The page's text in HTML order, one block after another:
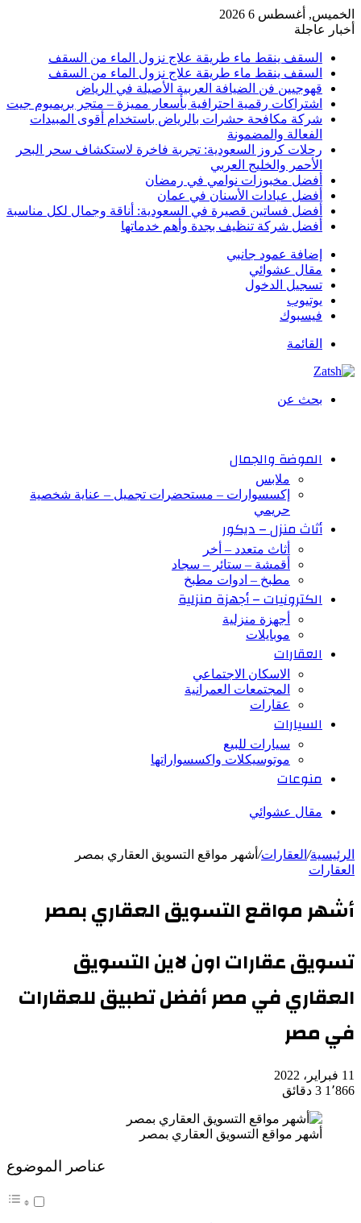
الخميس, أغسطس 6 2026
أخبار عاجلة
السقف ينقط ماء طريقة علاج نزول الماء من السقف
السقف ينقط ماء طريقة علاج نزول الماء من السقف
قهوجيين فن الضيافة العربية الأصيلة في الرياض
اشتراكات رقمية احترافية بأسعار مميزة – متجر بريميوم جيت
شركة مكافحة حشرات بالرياض باستخدام أقوى المبيدات
الفعالة والمضمونة
رحلات كروز السعودية: تجربة فاخرة لاستكشاف سحر البحر
الأحمر والخليج العربي
أفضل مخبوزات نوامي في رمضان
أفضل عيادات الأسنان في عمان
أفضل فساتين قصيرة في السعودية: أناقة وجمال لكل مناسبة
أفضل شركة تنظيف بجدة وأهم خدماتها
إضافة عمود جانبي
مقال عشوائي
تسجيل الدخول
يوتيوب
فيسبوك
القائمة
بحث عن
الموضة والجمال
ملابس
إكسسوارات – مستحضرات تجميل – عناية شخصية
حريمي
أثاث منزل – ديكور
أثاث متعدد – أخر
أقمشة – ستائر – سجاد
مطبخ – ادوات مطبخ
الكترونيات – أجهزة منزلية
أجهزة منزلية
موبايلات
العقارات
الاسكان الاجتماعي
المجتمعات العمرانية
عقارات
السيارات
سيارات للبيع
موتوسيكلات واكسسواراتها
منوعات
مقال عشوائي
الرئيسية/ العقارات/ أشهر مواقع التسويق العقاري بمصر
العقارات
أشهر مواقع التسويق العقاري بمصر
تسويق عقارات اون لاين التسويق
العقاري في مصر أفضل تطبيق للعقارات
في مصر
11 فبراير، 2022
1٬866 3 دقائق
أشهر مواقع التسويق العقاري بمصر
عناصر الموضوع